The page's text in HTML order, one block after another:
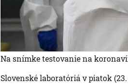
Na snímke testovanie na
Slovenské laboratóriá v piatok